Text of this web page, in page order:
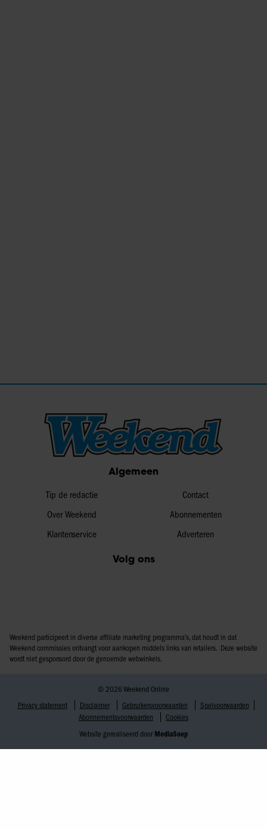
Algemeen
Tip de redactie
Over Weekend
Klantenservice
Contact
Abonnementen
Adverteren
Volg ons
Weekend participeert in diverse affiliate marketing programma’s, dat houdt in dat
Weekend commissies ontvangt voor aankopen middels links van retailers. Deze website
wordt niet gesponsord door de genoemde webwinkels.
© 2026 Weekend Online
Privacy statement
Disclaimer Gebruikersvoorwaarden
Spelvoorwaarden
Abonnementsvoorwaarden
Cookies
Website gerealiseerd door MediaSoep